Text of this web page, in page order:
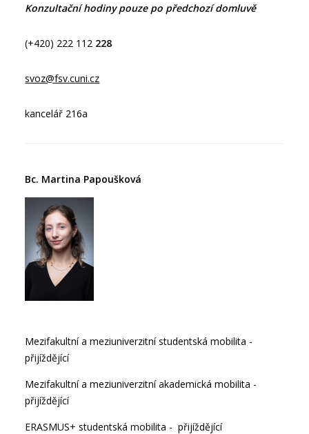
Konzultační hodiny pouze po předchozí domluvě
(+420) 222 112 228
svoz@fsv.cuni.cz
kancelář 216a
Bc. Martina Papoušková
Mezifakultní a meziuniverzitní studentská mobilita -
přijíždějící
Mezifakultní a meziuniverzitní akademická mobilita -
přijíždějící
ERASMUS+ studentská mobilita - přijíždějící